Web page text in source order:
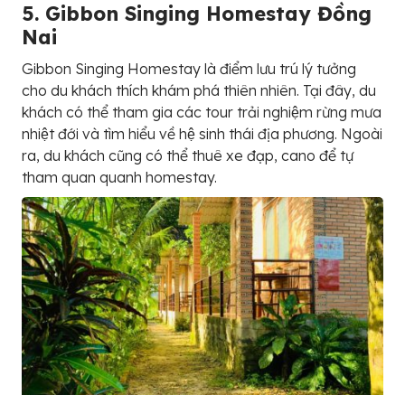
5. Gibbon Singing Homestay Đồng
Nai
Gibbon Singing Homestay là điểm lưu trú lý tưởng
cho du khách thích khám phá thiên nhiên. Tại đây, du
khách có thể tham gia các tour trải nghiệm rừng mưa
nhiệt đới và tìm hiểu về hệ sinh thái địa phương. Ngoài
ra, du khách cũng có thể thuê xe đạp, cano để tự
tham quan quanh homestay.